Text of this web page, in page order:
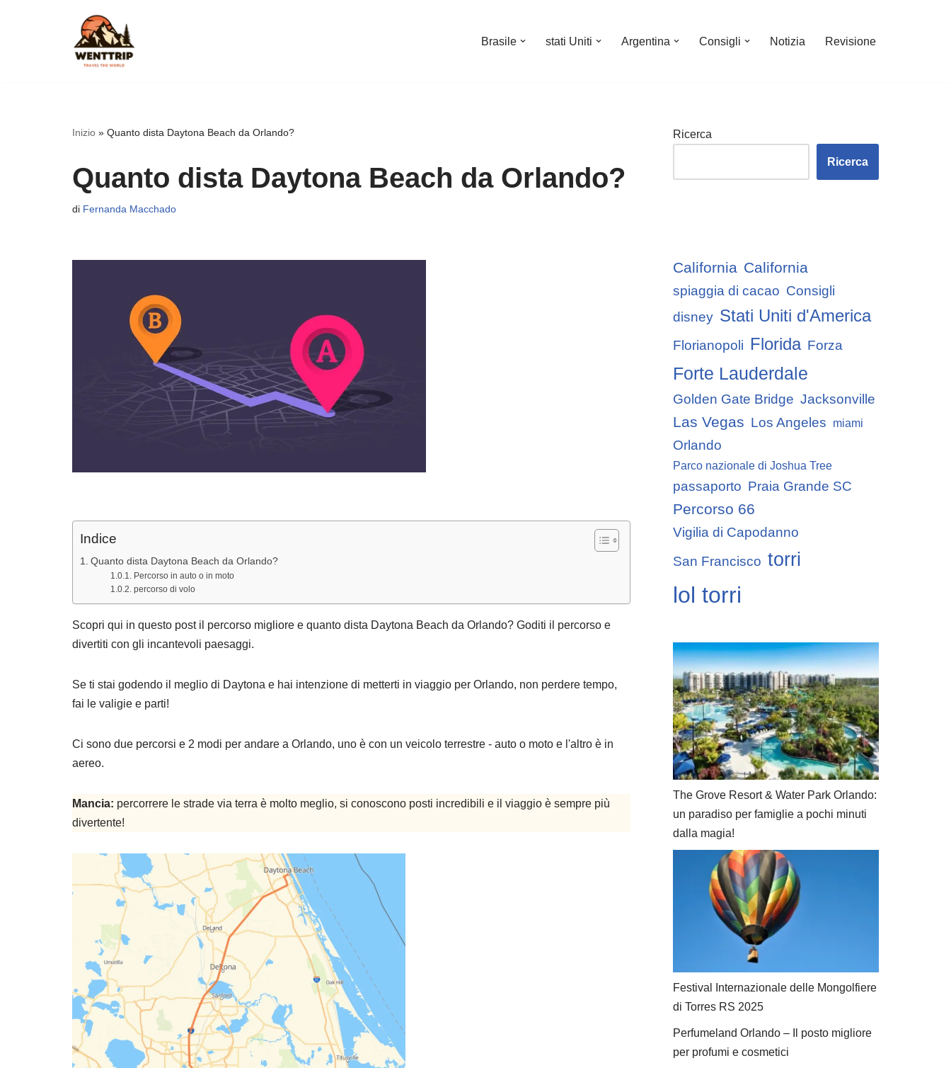
Brasile stati Uniti Argentina Consigli Notizia Revisione
Inizio » Quanto dista Daytona Beach da Orlando?
Quanto dista Daytona Beach da Orlando?
di Fernanda Macchado
Indice
Quanto dista Daytona Beach da Orlando?
Percorso in auto o in moto
percorso di volo
Scopri qui in questo post il percorso migliore e quanto dista Daytona Beach da Orlando? Goditi il percorso e
divertiti con gli incantevoli paesaggi.
Se ti stai godendo il meglio di Daytona e hai intenzione di metterti in viaggio per Orlando, non perdere tempo,
fai le valigie e parti!
Ci sono due percorsi e 2 modi per andare a Orlando, uno è con un veicolo terrestre - auto o moto e l'altro è in
aereo.
Mancia: percorrere le strade via terra è molto meglio, si conoscono posti incredibili e il viaggio è sempre più
divertente!
Ricerca
Ricerca
California California
spiaggia di cacao Consigli
disney Stati Uniti d'America
Florianopoli Florida Forza
Forte Lauderdale
Golden Gate Bridge Jacksonville
Las Vegas Los Angeles miami
Orlando
Parco nazionale di Joshua Tree
passaporto Praia Grande SC
Percorso 66
Vigilia di Capodanno
San Francisco torri
lol torri
The Grove Resort & Water Park Orlando:
un paradiso per famiglie a pochi minuti
dalla magia!
Festival Internazionale delle Mongolfiere
di Torres RS 2025
Perfumeland Orlando – Il posto migliore
per profumi e cosmetici